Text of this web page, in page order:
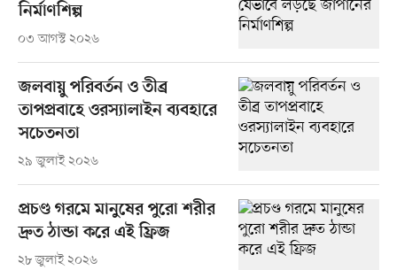
নির্মাণশিল্প
০৩ আগস্ট ২০২৬
জলবায়ু পরিবর্তন ও তীব্র
তাপপ্রবাহে ওরস্যালাইন ব্যবহারে
সচেতনতা
২৯ জুলাই ২০২৬
প্রচণ্ড গরমে মানুষের পুরো শরীর
দ্রুত ঠান্ডা করে এই ফ্রিজ
২৮ জুলাই ২০২৬